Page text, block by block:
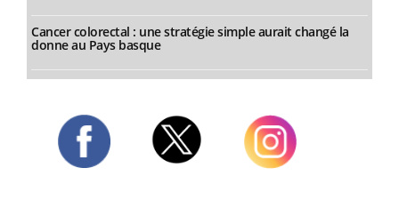
Cancer colorectal : une stratégie simple aurait changé la
donne au Pays basque